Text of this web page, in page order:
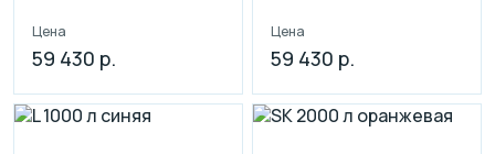
Цена
59 430 р.
Цена
59 430 р.